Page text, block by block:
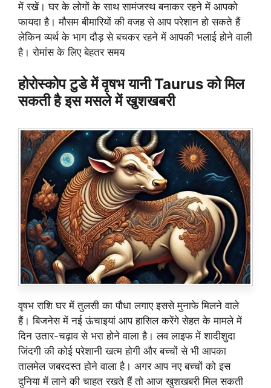
में रखें। घर के लोगों के साथ सामंजस्थ बनाकर रहने में आपको
फायदा है। मौसम बीमारियों की वजह से आप परेशान हो सकते हैं
लेकिन व्यर्थ के भाग दौड़ से बचकर रहने में आपकी भलाई होने वाली
है। रोमांस के लिए बेहतर समय
होरोस्कोप टुडे में वृषभ यानी Taurus को मिल
सकती है इस मसले में खुशखबरी
वृषभ राशि घर में तुलसी का पौधा लगाए इससे मुनाफे मिलने वाले
हैं। बिजनेस में नई ऊंचाइयां आप हासिल करेंगे सेहत के मामले में
दिन उतार-चढ़ाव से भरा होने वाला है। लव लाइफ में शादीशुदा
जिंदगी की कोई परेशानी खत्म होगी और बच्चों से भी आपका
तालमेल जबरदस्त होने वाला है। अगर आप नए बच्चों को इस
दुनिया में लाने की चाहत रखते हैं तो आज खुशखबरी मिल सकती